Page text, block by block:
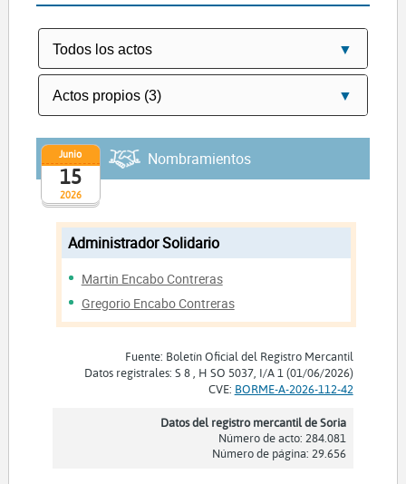
2026
Junio
15
Nombramientos
Administrador Solidario
Martin Encabo Contreras
Gregorio Encabo Contreras
Fuente: Boletín Oficial del Registro Mercantil
Datos registrales: S 8 , H SO 5037, I/A 1 (01/06/2026)
CVE: BORME-A-2026-112-42
Datos del registro mercantil de Soria
Número de acto: 284.081
Número de página: 29.656